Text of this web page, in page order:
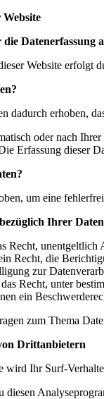
Website
Datenerfassung
Website erfolgt
dadurch erhoben,
oder nach
Erfassung dieser
um eine
Ihrer
Recht,
Recht, die
zur
Recht, unter
ein
zum Thema
Dritt­anbietern
wird Ihr Surf-
diesen